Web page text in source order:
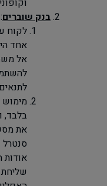
בנק שוברים:
לקוח
אחד
אל
בלבד,
את